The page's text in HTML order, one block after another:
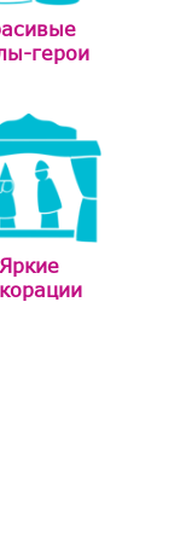
герои
Яркие